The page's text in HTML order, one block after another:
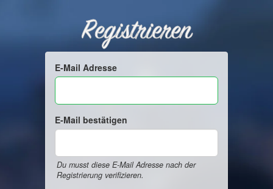
Registrieren
E-Mail Adresse
E-Mail bestätigen
Du musst diese E-Mail Adresse nach der
Registrierung verifizieren.